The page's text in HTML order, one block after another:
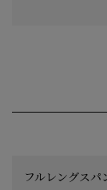
フルレングスパ